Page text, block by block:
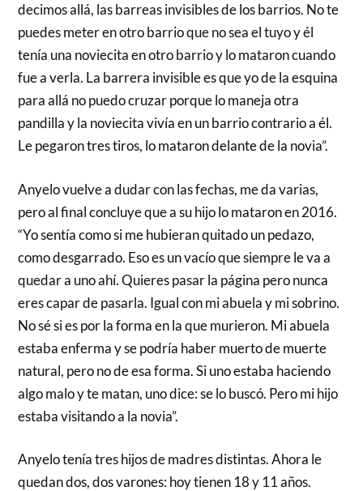
decimos allá, las barreas invisibles de los barrios. No te
puedes meter en otro barrio que no sea el tuyo y él
tenía una noviecita en otro barrio y lo mataron cuando
fue a verla. La barrera invisible es que yo de la esquina
para allá no puedo cruzar porque lo maneja otra
pandilla y la noviecita vivía en un barrio contrario a él.
Le pegaron tres tiros, lo mataron delante de la novia”.
Anyelo vuelve a dudar con las fechas, me da varias,
pero al final concluye que a su hijo lo mataron en 2016.
“Yo sentía como si me hubieran quitado un pedazo,
como desgarrado. Eso es un vacío que siempre le va a
quedar a uno ahí. Quieres pasar la página pero nunca
eres capar de pasarla. Igual con mi abuela y mi sobrino.
No sé si es por la forma en la que murieron. Mi abuela
estaba enferma y se podría haber muerto de muerte
natural, pero no de esa forma. Si uno estaba haciendo
algo malo y te matan, uno dice: se lo buscó. Pero mi hijo
estaba visitando a la novia”.
Anyelo tenía tres hijos de madres distintas. Ahora le
quedan dos, dos varones: hoy tienen 18 y 11 años.